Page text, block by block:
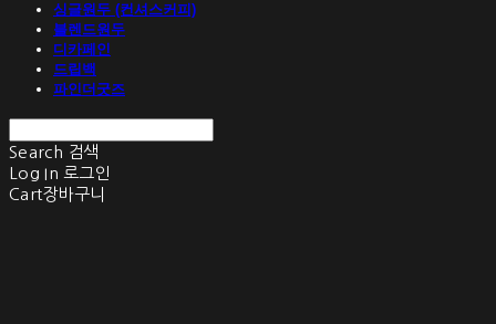
싱글원두 (컨셔스커피)
블렌드원두
디카페인
드립백
파인더굿즈
Search 검색
Log In 로그인
Cart장바구니